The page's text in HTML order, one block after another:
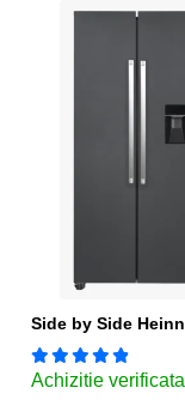
Achizitie verificata